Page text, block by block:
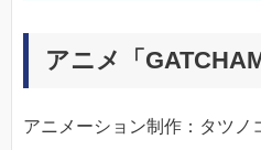
アニメ「
アニメーション制作：タツノ